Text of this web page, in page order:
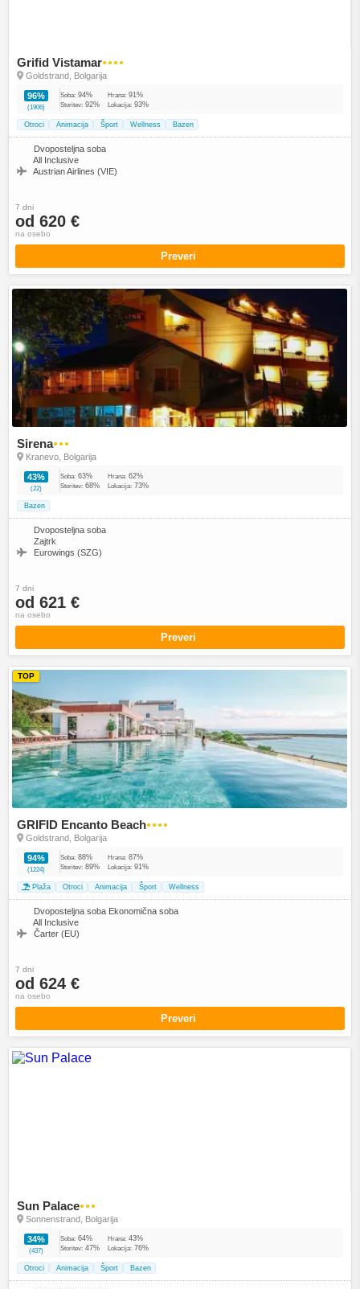
Grifid Vistamar●●●●
Goldstrand, Bolgarija
96%
(1906)
Soba: 94% Hrana: 91%
Storitev: 92% Lokacija: 93%
Otroci Animacija Šport Wellness Bazen
Dvoposteljna soba
All Inclusive
Austrian Airlines (VIE)
7 dni
od 620 €
na osebo
Preveri
Sirena●●●
Kranevo, Bolgarija
43%
(22)
Soba: 63% Hrana: 62%
Storitev: 68% Lokacija: 73%
Bazen
Dvoposteljna soba
Zajtrk
Eurowings (SZG)
7 dni
od 621 €
na osebo
Preveri
TOP
GRIFID Encanto Beach●●●●
Goldstrand, Bolgarija
94%
(1224)
Soba: 88% Hrana: 87%
Storitev: 89% Lokacija: 91%
Plaža Otroci Animacija Šport Wellness
Dvoposteljna soba Ekonomična soba
All Inclusive
Čarter (EU)
7 dni
od 624 €
na osebo
Preveri
Sun Palace●●●
Sonnenstrand, Bolgarija
34%
(437)
Soba: 64% Hrana: 43%
Storitev: 47% Lokacija: 76%
Otroci Animacija Šport Bazen